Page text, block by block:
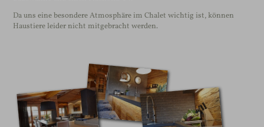
Da uns eine besondere Atmosphäre im Chalet wichtig ist, können
Haustiere leider nicht mitgebracht werden.